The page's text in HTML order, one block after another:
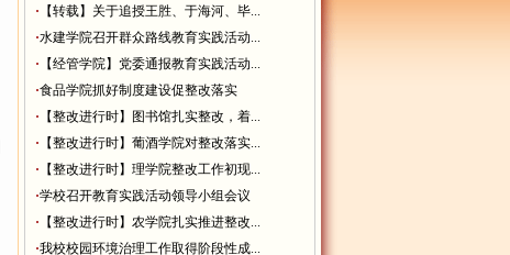
· 【转载】关于追授王胜、于海河、毕...
·水建学院召开群众路线教育实践活动...
· 【经管学院】党委通报教育实践活动...
·食品学院抓好制度建设促整改落实
· 【整改进行时】图书馆扎实整改，着...
· 【整改进行时】葡酒学院对整改落实...
· 【整改进行时】理学院整改工作初现...
·学校召开教育实践活动领导小组会议
· 【整改进行时】农学院扎实推进整改...
·我校校园环境治理工作取得阶段性成...